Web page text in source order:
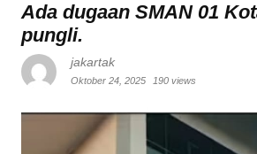
Ada dugaan SMAN 01
pungli.
jakartak
Oktober 24, 2025 190 views